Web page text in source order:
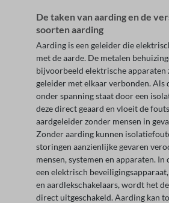
De taken van aarding en de
soorten aarding
Aarding is een geleider die
met de aarde. De metalen
bijvoorbeeld elektrische apparaten
geleider met elkaar verbonden. Als
onder spanning staat door een
deze direct geaard en vloeit de
aardgeleider zonder mensen in
Zonder aarding kunnen
storingen aanzienlijke gevaren
mensen, systemen en apparaten.
een elektrisch
en aardlekschakelaars, wordt het
direct uitgeschakeld. Aarding kan